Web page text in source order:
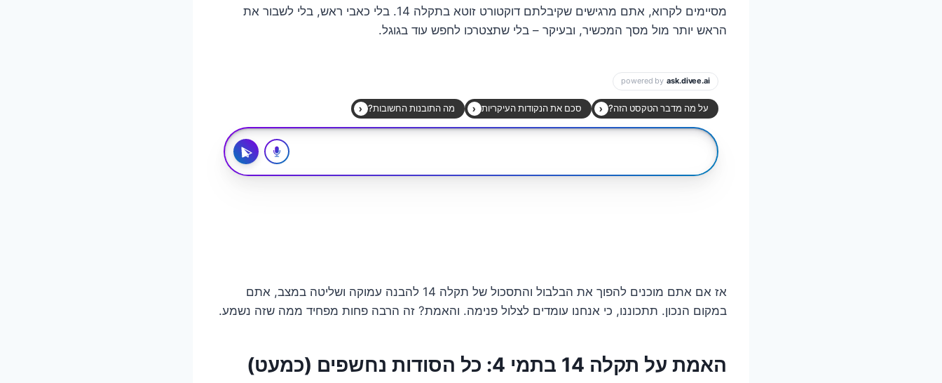
מסיימים לקרוא, אתם מרגישים שקיבלתם דוקטורט זוטא בתקלה 14. בלי כאבי ראש, בלי לשבור את
הראש יותר מול מסך המכשיר, ובעיקר – בלי שתצטרכו לחפש עוד בגוגל.
אז אם אתם מוכנים להפוך את הבלבול והתסכול של תקלה 14 להבנה עמוקה ושליטה במצב, אתם
במקום הנכון. תתכוננו, כי אנחנו עומדים לצלול פנימה. והאמת? זה הרבה פחות מפחיד ממה שזה נשמע.
האמת על תקלה 14 בתמי 4: כל הסודות נחשפים (כמעט)